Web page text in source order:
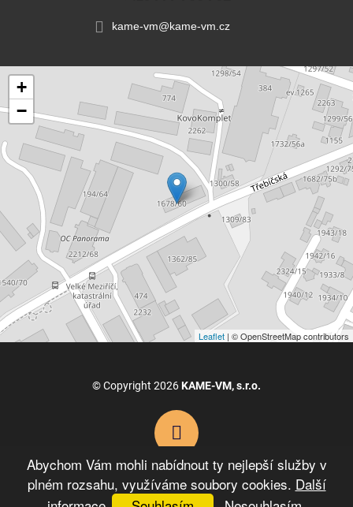
kame-vm@kame-vm.cz
+
−
Leaflet | © OpenStreetMap contributors
© Copyright 2026KAME-VM, s.r.o.
VYTVOŘIL XART.CZ
Abychom Vám mohli nabídnout ty nejlepší služby v
plném rozsahu, využíváme soubory cookies. Další